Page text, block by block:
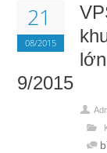
21
08/2015
9/2015